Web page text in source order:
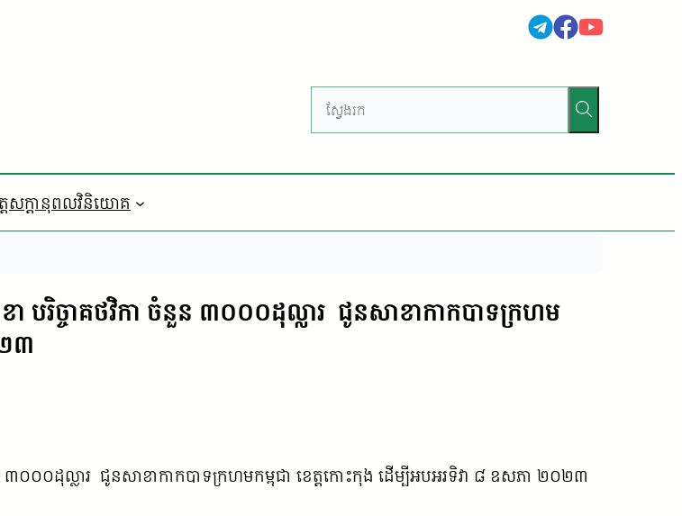
​សក្តានុពលវិនិយោគ
បរិច្ចាគថវិកា ចំនួន ៣០០០ដុល្លារ ជូនសាខាកាកបាទក្រហម
៣
៣០០០ដុល្លារ ជូនសាខាកាកបាទក្រហមកម្ពុជា ខេត្តកោះកុង ដើម្បីអបអរទិវា ៨ ឧសភា ២០២៣